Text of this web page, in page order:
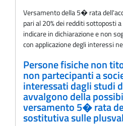
Versamento della 5� rata
pari al 20% dei redditi sottoposti
indicare in dichiarazione e non
con applicazione degli interessi
Persone fisiche non
non partecipanti a
interessati dagli studi
avvalgono della
versamento 5� rata
sostitutiva sulle